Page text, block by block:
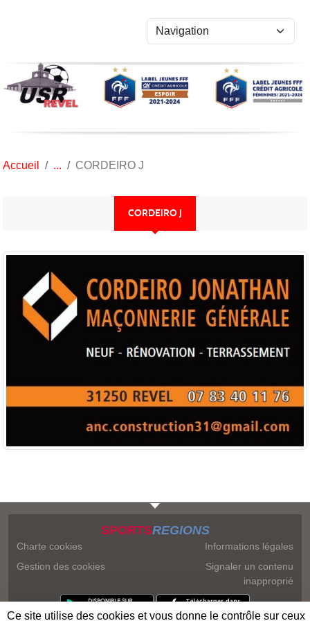
Accueil CORDEIRO J
CORDEIRO J
SPORTSREGIONS
Charte cookies
Gestion des cookies
Informations légales
Signaler un contenu
inapproprié
Ce site utilise des cookies et vous donne le contrôle sur ceux